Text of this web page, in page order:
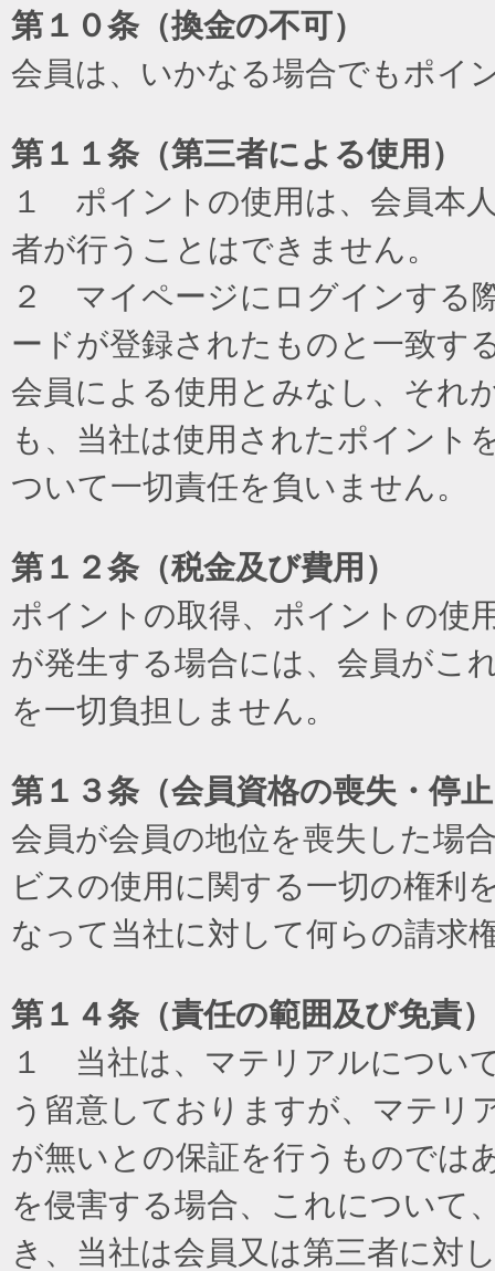
第１０条（換金の不可）
会員は、いかなる場合でもポイ
第１１条（第三者による使用）
１ ポイントの使用は、会員本
者が行うことはできません。
２ マイページにログインする
ードが登録されたものと一致す
会員による使用とみなし、それ
も、当社は使用されたポイント
ついて一切責任を負いません。
第１２条（税金及び費用）
ポイントの取得、ポイントの使
が発生する場合には、会員がこ
を一切負担しません。
第１３条（会員資格の喪失・停
会員が会員の地位を喪失した場
ビスの使用に関する一切の権利
なって当社に対して何らの請求
第１４条（責任の範囲及び免責）
１ 当社は、マテリアルについ
う留意しておりますが、マテリ
が無いとの保証を行うものでは
を侵害する場合、これについて
き、当社は会員又は第三者に対